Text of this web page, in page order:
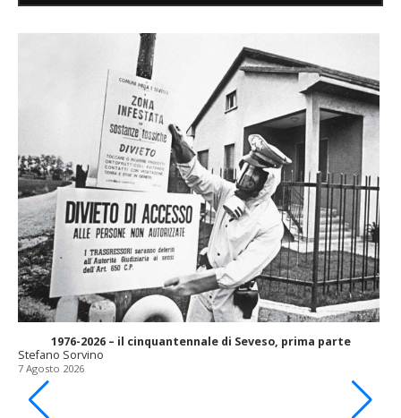
1976-2026 – il cinquantennale di Seveso, prima parte
Stefano Sorvino
7 Agosto 2026